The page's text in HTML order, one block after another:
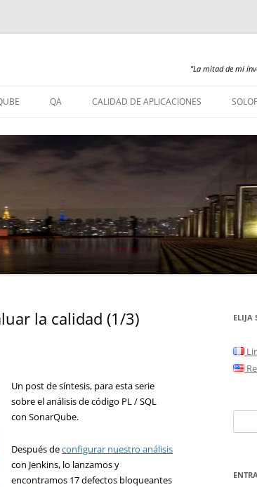
"La mitad de mi
contenido
– COBOL
– PL/SQL
QA CALIDAD DE APLICACIONES
la calidad (1/3)
Un post de síntesis, para esta serie
sobre el análisis de código PL / SQL
con SonarQube.
Después deconfigurar nuestro análisis
con Jenkins, lo lanzamos y
encontramos 17 defectos bloqueantes
ELIJA